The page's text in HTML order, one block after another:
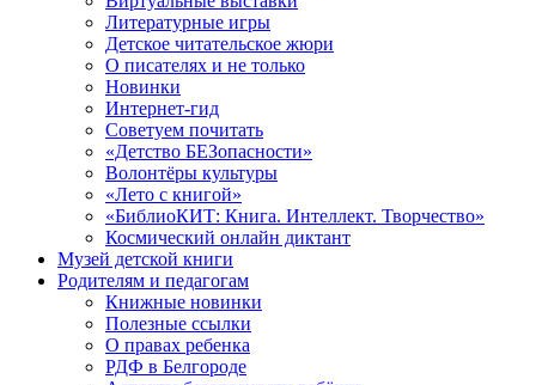
Литературные игры
Детское читательское жюри
О писателях и не только
Новинки
Интернет-гид
Советуем почитать
«Детство БЕЗопасности»
Волонтёры культуры
«Лето с книгой»
«БиблиоКИТ: Книга. Интеллект. Творчество»
Космический онлайн диктант
Музей детской книги
Родителям и педагогам
Книжные новинки
Полезные ссылки
О правах ребенка
РДФ в Белгороде